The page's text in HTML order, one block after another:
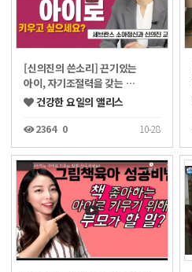
[신의진의 쓴소리] 끈기있는
아이, 자기조절력을 갖는 …
건강한 요일의 앨리스
2364 0 10-28